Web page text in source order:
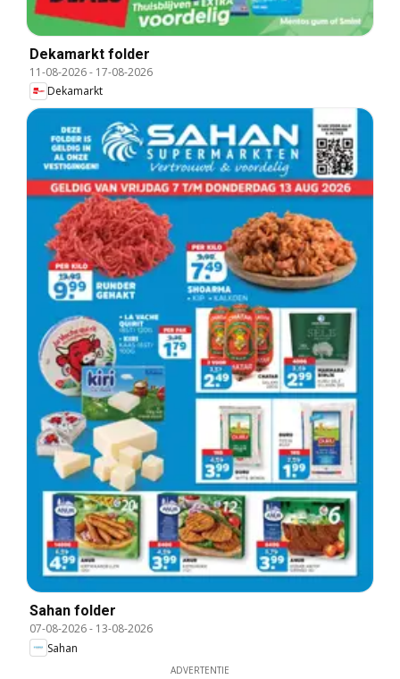
Dekamarkt folder
11-08-2026- 17-08-2026
Dekamarkt
Sahan folder
07-08-2026- 13-08-2026
Sahan
ADVERTENTIE